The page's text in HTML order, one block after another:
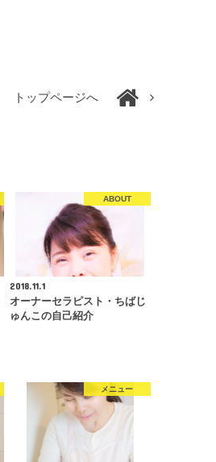
トップページへ
ABOUT
2018.11.1
オーナーセラピスト・ちばじ
ゅんこの自己紹介
メニュー